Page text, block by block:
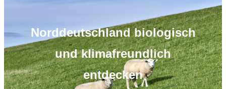
Norddeutschland biologisch
und klimafreundlich
entdecken